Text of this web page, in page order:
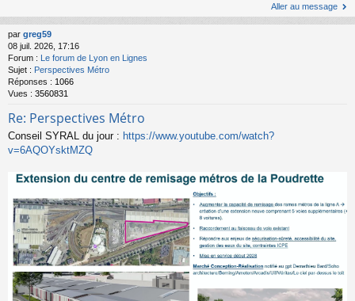
Aller au message
par greg59
08 juil. 2026, 17:16
Forum : Le forum de Lyon en Lignes
Sujet : Perspectives Métro
Réponses : 1066
Vues : 3560831
Re: Perspectives Métro
Conseil SYRAL du jour : https://www.youtube.com/watch?
v=6AQOYsktMZQ